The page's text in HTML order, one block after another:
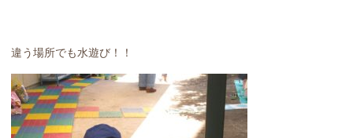
違う場所でも水遊び！！